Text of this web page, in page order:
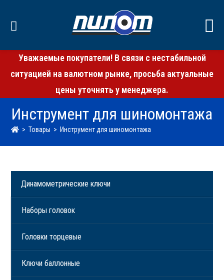
Уважаемые покупатели! В связи с нестабильной
ситуацией на валютном рынке, просьба актуальные
цены уточнять у менеджера.
Инструмент для шиномонтажа
> Товары > Инструмент для шиномонтажа
Динамометрические ключи
Наборы головок
Головки торцевые
Ключи баллонные